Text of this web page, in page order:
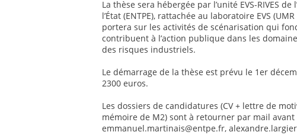
La thèse sera hébergée par l’unité EVS-RIVES
l’État (ENTPE), rattachée au laboratoire EVS
portera sur les activités de scénarisation qui
contribuent à l’action publique dans les
des risques industriels.
Le démarrage de la thèse est prévu le 1er
2300 euros.
Les dossiers de candidatures (CV + lettre de
mémoire de M2) sont à retourner par mail avant
emmanuel.martinais@entpe.fr,